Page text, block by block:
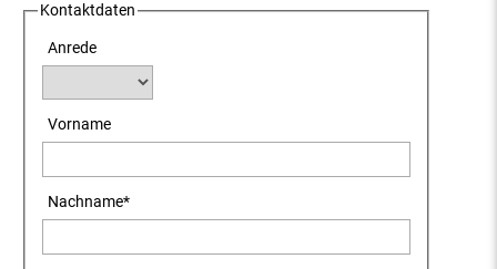
Kontaktdaten
Anrede
Vorname
Nachname*